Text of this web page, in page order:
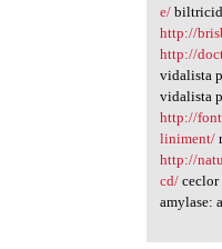
e/
http://
http://
vidalista
vidalista
http://
liniment/
http://
cd/ceclor
amylase: